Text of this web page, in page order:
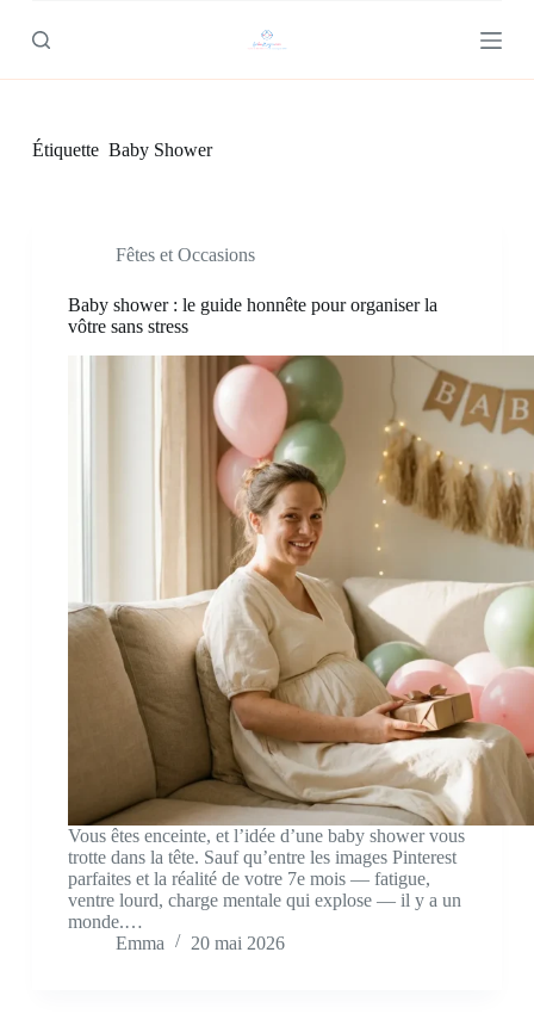
s
Étiquette Baby Shower
Fêtes et Occasions
Baby shower : le guide honnête pour organiser la
vôtre sans stress
Vous êtes enceinte, et l’idée d’une baby shower vous
trotte dans la tête. Sauf qu’entre les images Pinterest
parfaites et la réalité de votre 7e mois — fatigue,
ventre lourd, charge mentale qui explose — il y a un
monde.…
Emma
20 mai 2026